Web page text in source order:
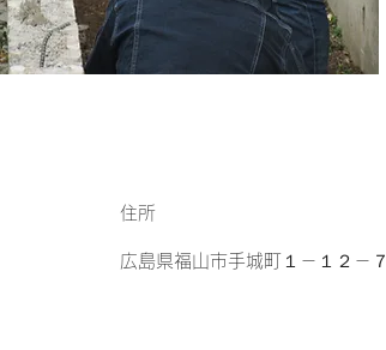
住所
広島県福山市手城町１－１２－７